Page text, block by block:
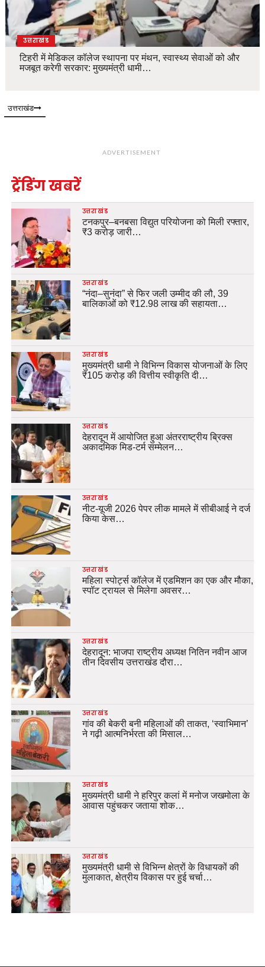
उत्तराखंड
टिहरी में मेडिकल कॉलेज स्थापना पर मंथन, स्वास्थ्य सेवाओं को और
मजबूत करेगी सरकार: मुख्यमंत्री धामी…
उत्तराखंड
ADVERTISEMENT
ट्रेंडिंग खबरें
उत्तराखंड
टनकपुर–बनबसा विद्युत परियोजना को मिली रफ्तार,
₹3 करोड़ जारी…
उत्तराखंड
“नंदा–सुनंदा” से फिर जली उम्मीद की लौ, 39
बालिकाओं को ₹12.98 लाख की सहायता…
उत्तराखंड
मुख्यमंत्री धामी ने विभिन्न विकास योजनाओं के लिए
₹105 करोड़ की वित्तीय स्वीकृति दी…
उत्तराखंड
देहरादून में आयोजित हुआ अंतरराष्ट्रीय ब्रिक्स
अकादमिक मिड-टर्म सम्मेलन…
उत्तराखंड
नीट-यूजी 2026 पेपर लीक मामले में सीबीआई ने दर्ज
किया केस…
उत्तराखंड
महिला स्पोर्ट्स कॉलेज में एडमिशन का एक और मौका,
स्पॉट ट्रायल से मिलेगा अवसर…
उत्तराखंड
देहरादून: भाजपा राष्ट्रीय अध्यक्ष नितिन नवीन आज
तीन दिवसीय उत्तराखंड दौरा…
उत्तराखंड
गांव की बेकरी बनी महिलाओं की ताकत, ‘स्वाभिमान’
ने गढ़ी आत्मनिर्भरता की मिसाल…
उत्तराखंड
मुख्यमंत्री धामी ने हरिपुर कलां में मनोज जखमोला के
आवास पहुंचकर जताया शोक…
उत्तराखंड
मुख्यमंत्री धामी से विभिन्न क्षेत्रों के विधायकों की
मुलाकात, क्षेत्रीय विकास पर हुई चर्चा…